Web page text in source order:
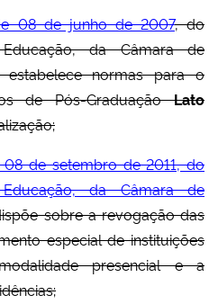
08 de junho de 2007, do
da Câmara de
estabelece normas para o
de Pós-GraduaçãoLato
de setembro de 2011, do
da Câmara de
sobre a revogação das
especial de instituições
presencial e a